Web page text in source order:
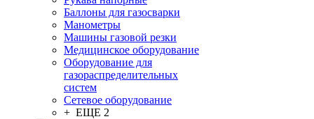
Баллоны для газосварки
Манометры
Машины газовой резки
Медицинское оборудование
Оборудование для
газораспределительных
систем
Сетевое оборудование
+ ЕЩЕ 2